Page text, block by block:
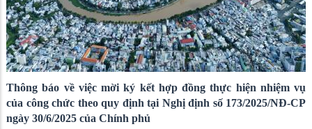
Thông báo về việc mời ký kết hợp đồng thực hiện nhiệm vụ
của công chức theo quy định tại Nghị định số 173/2025/NĐ-CP
ngày 30/6/2025 của Chính phủ